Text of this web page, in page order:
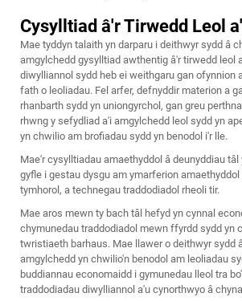
Cysylltiad â'r Tirwedd Leol
Mae tyddyn talaith yn darparu i deithwyr sydd â
amgylchedd gysylltiad awthentig â'r tirwedd leol
diwylliannol sydd heb ei weithgaru gan ofynnion
fath o leoliadau. Fel arfer, defnyddir materion a
rhanbarth sydd yn uniongyrchol, gan greu
rhwng y sefydliad a'i amgylchedd leol sydd yn
yn chwilio am brofiadau sydd yn benodol i'r lle.
Mae'r cysylltiadau amaethyddol â deunyddiau
gyfle i gestau dysgu am ymarferion
tymhorol, a technegau traddodiadol rheoli tir.
Mae aros mewn ty bach tâl hefyd yn cynnal
chymunedau traddodiadol mewn ffyrdd sydd yn
twristiaeth barhaus. Mae llawer o deithwyr sydd
amgylchedd yn chwilio'n benodol am leoliadau
buddiannau economaidd i gymunedau lleol tra
traddodiadau diwylliannol a'u cynorthwyo â